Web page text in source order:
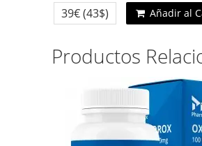
39€(43$) Añadir al
Productos